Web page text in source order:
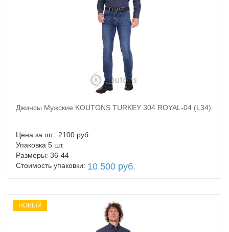
В корзину
Джинсы Мужские KOUTONS TURKEY 304 ROYAL-04 (L34)
Цена за шт.: 2100 руб.
Упаковка 5 шт.
Размеры: 36-44
Стоимость упаковки: 10 500 руб.
НОВЫЙ